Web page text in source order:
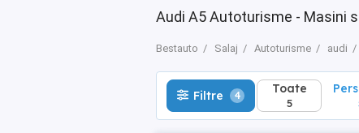
Audi A5 Autoturisme - Masini
Bestauto Salaj Autoturisme audi
Filtre 4 Toate
5